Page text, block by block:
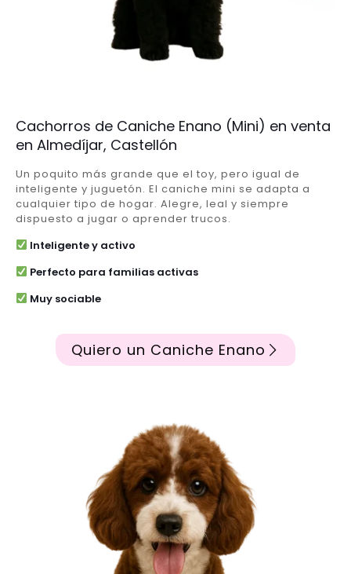
Cachorros de Caniche Enano (Mini) en venta
en Almedíjar, Castellón
Un poquito más grande que el toy, pero igual de
inteligente y juguetón. El caniche mini se adapta a
cualquier tipo de hogar. Alegre, leal y siempre
dispuesto a jugar o aprender trucos.
Inteligente y activo
Perfecto para familias activas
Muy sociable
Quiero un Caniche Enano